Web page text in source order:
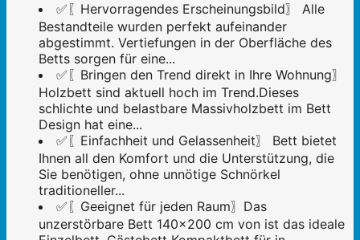
✅〖Hervorragendes Erscheinungsbild〗 Alle
Bestandteile wurden perfekt aufeinander
abgestimmt. Vertiefungen in der Oberfläche des
Betts sorgen für eine...
✅〖Bringen den Trend direkt in Ihre Wohnung〗
Holzbett sind aktuell hoch im Trend.Dieses
schlichte und belastbare Massivholzbett im Bett
Design hat eine...
✅〖Einfachheit und Gelassenheit〗 Bett bietet
Ihnen all den Komfort und die Unterstützung, die
Sie benötigen, ohne unnötige Schnörkel
traditioneller...
✅〖Geeignet für jeden Raum〗Das
unzerstörbare Bett 140x200 cm von ist das ideale